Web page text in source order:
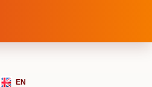
EN